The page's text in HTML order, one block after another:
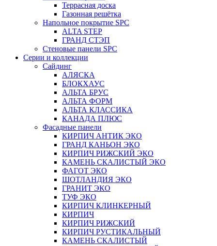
Террасная доска
Газонная решётка
Напольное покрытие SPC
ALTA STEP
ГРАНД СТЭП
Стеновые панели SPC
Серии и коллекции
Сайдинг
АЛЯСКА
БЛОКХАУС
АЛЬТА БРУС
АЛЬТА ФОРМ
АЛЬТА КЛАССИКА
КАНАДА ПЛЮС
Фасадные панели
КИРПИЧ АНТИК ЭКО
ГРАНД КАНЬОН ЭКО
КИРПИЧ РИЖСКИЙ ЭКО
КАМЕНЬ СКАЛИСТЫЙ ЭКО
ФАГОТ ЭКО
ШОТЛАНДИЯ ЭКО
ГРАНИТ ЭКО
ТУФ ЭКО
КИРПИЧ КЛИНКЕРНЫЙ
КИРПИЧ
КИРПИЧ РИЖСКИЙ
КИРПИЧ РУСТИКАЛЬНЫЙ
КАМЕНЬ СКАЛИСТЫЙ